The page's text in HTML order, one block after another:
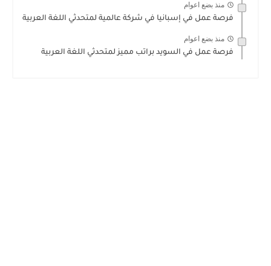
منذ بضع اعوام
فرصة عمل في إسبانيا في شركة عالمية لمتحدثي اللغة العربية
منذ بضع اعوام
فرصة عمل في السويد براتب مميز لمتحدثي اللغة العربية